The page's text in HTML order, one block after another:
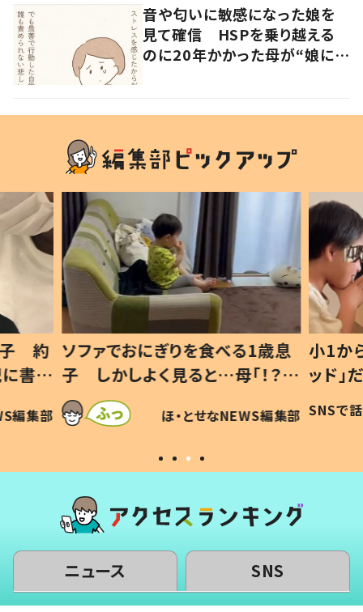
音や匂いに敏感になった娘を
見て確信 HSPを乗り越える
のに20年かかった母が“娘に伝
子 約
書い
編集部
ソファでおにぎりを食べる1歳息
子 しかしよく見ると…母「！？」
すべてを察した母の投稿に「可愛
いから許す！」「現行犯〜」
ほ・とせなNEWS編集部
小1か
ッド
作り
#令和
SNSで
ニュース SNS